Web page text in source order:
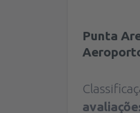
Punta